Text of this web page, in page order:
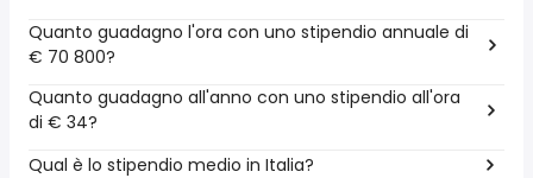
Quanto guadagno l'ora con uno stipendio annuale di
€ 70 800?
Quanto guadagno all'anno con uno stipendio all'ora
di € 34?
Qual è lo stipendio medio in Italia?